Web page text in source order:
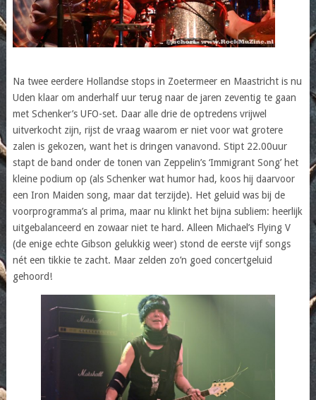
Na twee eerdere Hollandse stops in Zoetermeer en Maastricht is nu
Uden klaar om anderhalf uur terug naar de jaren zeventig te gaan
met Schenker’s UFO-set. Daar alle drie de optredens vrijwel
uitverkocht zijn, rijst de vraag waarom er niet voor wat grotere
zalen is gekozen, want het is dringen vanavond. Stipt 22.00uur
stapt de band onder de tonen van Zeppelin’s ‘Immigrant Song’ het
kleine podium op (als Schenker wat humor had, koos hij daarvoor
een Iron Maiden song, maar dat terzijde). Het geluid was bij de
voorprogramma’s al prima, maar nu klinkt het bijna subliem: heerlijk
uitgebalanceerd en zowaar niet te hard. Alleen Michael’s Flying V
(de enige echte Gibson gelukkig weer) stond de eerste vijf songs
nét een tikkie te zacht. Maar zelden zo’n goed concertgeluid
gehoord!